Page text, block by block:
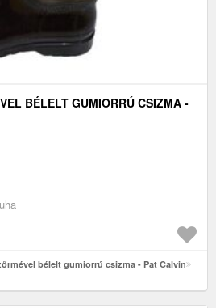
BÉLELT GUMIORRÚ CSIZMA -
bélelt gumiorrú csizma - Pat Calvin